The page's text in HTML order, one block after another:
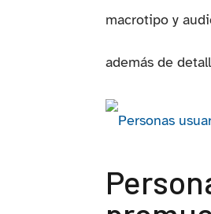
macrotipo y
además de